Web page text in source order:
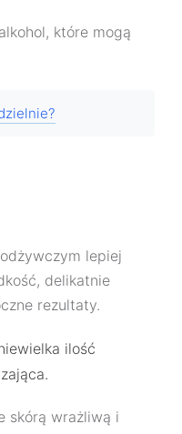
które mogą
lepiej
delikatnie
rezultaty.
ilość
skórą wrażliwą i